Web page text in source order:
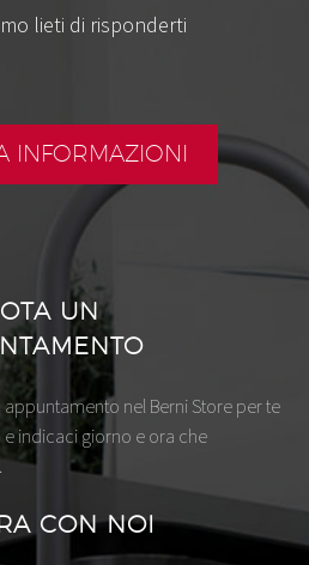
lieti di risponderti
INFORMAZIONI
UN
appuntamento nel Berni Store per te
e indicaci giorno e ora che
CON NOI